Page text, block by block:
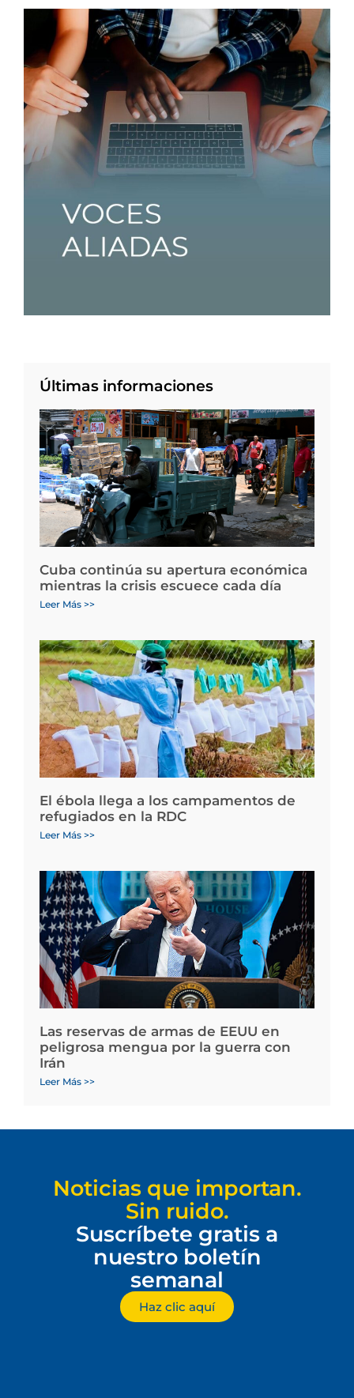
Últimas informaciones
Cuba continúa su apertura económica
mientras la crisis escuece cada día
Leer Más >>
El ébola llega a los campamentos de
refugiados en la RDC
Leer Más >>
Las reservas de armas de EEUU en
peligrosa mengua por la guerra con
Irán
Leer Más >>
Noticias que importan.
Sin ruido.
Suscríbete gratis a
nuestro boletín
semanal
Haz clic aquí